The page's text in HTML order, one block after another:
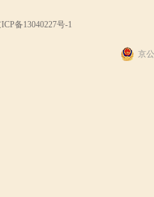
备13040227号-1
京